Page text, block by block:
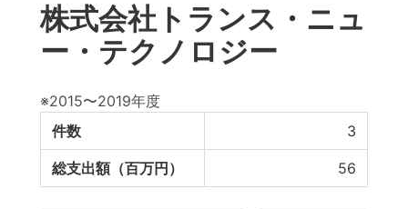
株式会社トランス・ニュ
ー・テクノロジー
※2015〜2019年度
件数
3
総支出額（百万円） 56